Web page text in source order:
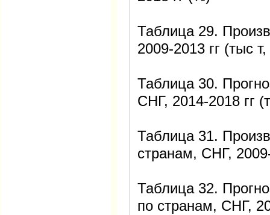
Таблица 29.
2009-2013 гг (тыс
Таблица 30.
СНГ, 2014-2018 гг
Таблица 31.
странам, СНГ,
Таблица 32.
по странам, СНГ,